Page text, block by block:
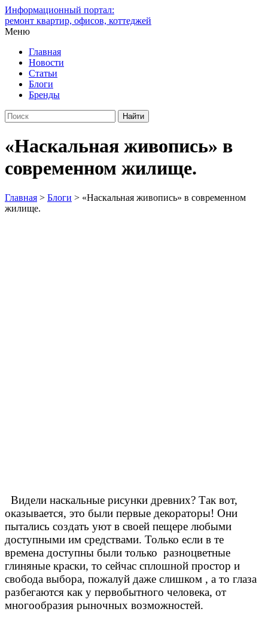
Информационный портал:
ремонт квартир, офисов, коттеджей
Меню
Главная
Новости
Статьи
Блоги
Бренды
«Наскальная живопись» в
современном жилище.
Главная > Блоги > «Наскальная живопись» в современном
жилище.
Видели наскальные рисунки древних? Так вот,
оказывается, это были первые декораторы! Они
пытались создать уют в своей пещере любыми
доступными им средствами. Только если в те
времена доступны были только разноцветные
глиняные краски, то сейчас сплошной простор и
свобода выбора, пожалуй даже слишком , а то глаза
разбегаются как у первобытного человека, от
многообразия рыночных возможностей.